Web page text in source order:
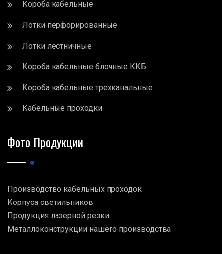
Короба кабельные
Лотки перфорированные
Лотки лестничные
Короба кабельные блочные ККБ
Короба кабельные трехканальные
Кабельные проходки
Фото Продукции
Производство кабельных проходок
Корпуса светильников
Продукция лазерной резки
Металлоконструкции нашего производства